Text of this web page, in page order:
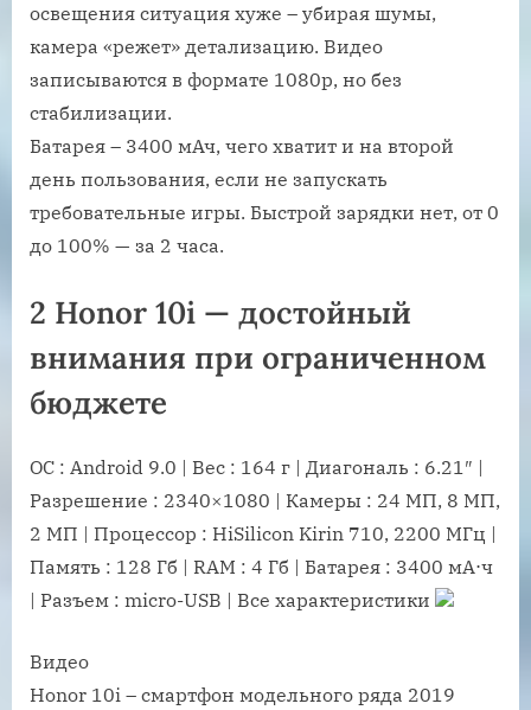
освещения ситуация хуже – убирая шумы,
камера «режет» детализацию. Видео
записываются в формате 1080p, но без
стабилизации.
Батарея – 3400 мАч, чего хватит и на второй
день пользования, если не запускать
требовательные игры. Быстрой зарядки нет, от 0
до 100% — за 2 часа.
2 Honor 10i — достойный
внимания при ограниченном
бюджете
ОС : Android 9.0 | Вес : 164 г | Диагональ : 6.21″ |
Разрешение : 2340×1080 | Камеры : 24 МП, 8 МП,
2 МП | Процессор : HiSilicon Kirin 710, 2200 МГц |
Память : 128 Гб | RAM : 4 Гб | Батарея : 3400 мА⋅ч
| Разъем : micro-USB | Все характеристики
Видео
Honor 10i – смартфон модельного ряда 2019